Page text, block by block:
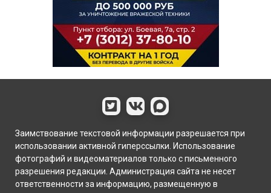
Заимствование текстовой информации разрешается при
использовании активной гиперссылки. Использование
фотографий и видеоматериалов только с письменного
разрешения редакции. Администрация сайта не несет
ответственности за информацию, размещенную в